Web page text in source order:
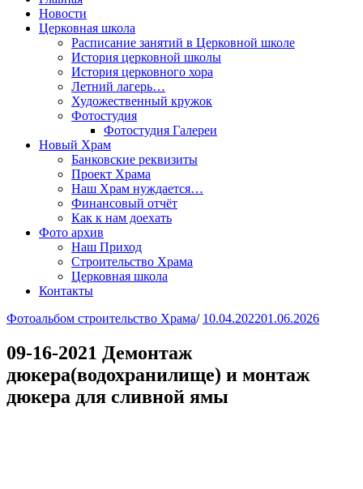
Новости
Церковная школа
Расписание занятий в Церковной школе
История церковной школы
История церковного хора
Летний лагерь…
Художественный кружок
Фотостудия
Фотостудия Галереи
Новый Храм
Банковские реквизиты
Проект Храма
Наш Храм нуждается…
Финансовый отчёт
Как к нам доехать
Фото архив
Наш Приход
Строительство Храма
Церковная школа
Контакты
Фотоальбом строительство Храма/ 10.04.202201.06.2026
09-16-2021 Демонтаж
дюкера(водохранилище) и монтаж
дюкера для сливной ямы